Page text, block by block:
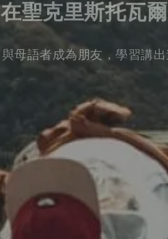
在聖克里斯托瓦
與母語者成為朋友，學習講